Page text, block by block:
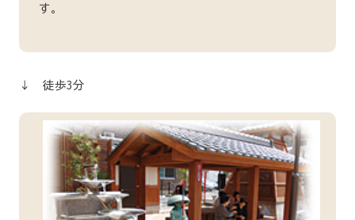
す。
↓ 徒歩3分